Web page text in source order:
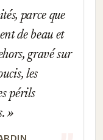
parce que
de beau et
gravé sur
les
périls